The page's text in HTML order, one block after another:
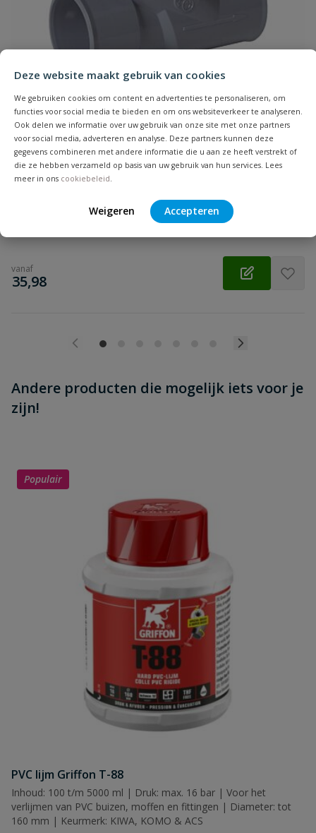
Deze website maakt gebruik van cookies
We gebruiken cookies om content en advertenties te personaliseren, om
functies voor social media te bieden en om ons websiteverkeer te analyseren.
Ook delen we informatie over uw gebruik van onze site met onze partners
voor social media, adverteren en analyse. Deze partners kunnen deze
gegevens combineren met andere informatie die u aan ze heeft verstrekt of
die ze hebben verzameld op basis van uw gebruik van hun services. Lees
meer in ons cookiebeleid
Weigeren Accepteren
Samenvatting
Beoordeling
Beoordeling versturen
PVC rioolterugslagklep
Diameter: 32, 40 & 50 mm| Aansluiting: inwendig lijm |
Voorkomt dat rioolwater terugstroomt | Horizontale montage
vanaf
€
35,98
Andere producten die mogelijk iets voor je
zijn!
Populair
PVC lijm Griffon T-88
Inhoud: 100 t/m 5000 ml | Druk: max. 16 bar | Voor het
verlijmen van PVC buizen, moffen en fittingen | Diameter: tot
160 mm | Keurmerk: KIWA, KOMO & ACS